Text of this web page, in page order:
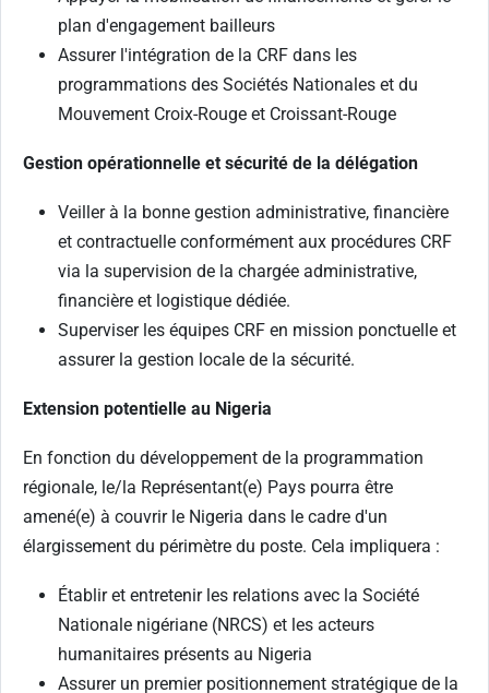
plan d'engagement bailleurs
Assurer l'intégration de la CRF dans les
programmations des Sociétés Nationales et du
Mouvement Croix-Rouge et Croissant-Rouge
Gestion opérationnelle et sécurité de la délégation
Veiller à la bonne gestion administrative, financière
et contractuelle conformément aux procédures CRF
via la supervision de la chargée administrative,
financière et logistique dédiée.
Superviser les équipes CRF en mission ponctuelle et
assurer la gestion locale de la sécurité.
Extension potentielle au Nigeria
En fonction du développement de la programmation
régionale, le/la Représentant(e) Pays pourra être
amené(e) à couvrir le Nigeria dans le cadre d'un
élargissement du périmètre du poste. Cela impliquera :
Établir et entretenir les relations avec la Société
Nationale nigériane (NRCS) et les acteurs
humanitaires présents au Nigeria
Assurer un premier positionnement stratégique de la